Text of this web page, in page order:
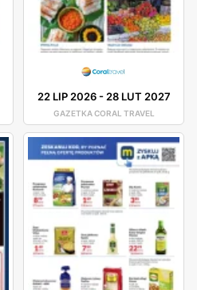
22 LIP 2026- 28 LUT 2027
GAZETKA CORAL TRAVEL